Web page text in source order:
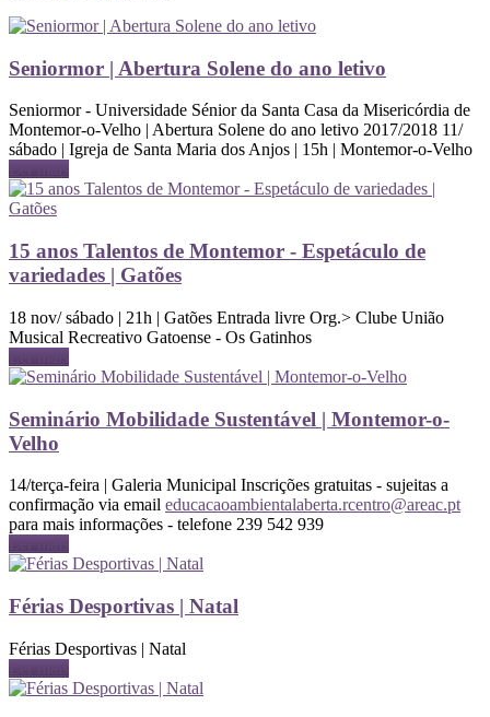
Seniormor | Abertura Solene do ano letivo
Seniormor - Universidade Sénior da Santa Casa da Misericórdia de
Montemor-o-Velho | Abertura Solene do ano letivo 2017/2018 11/
sábado | Igreja de Santa Maria dos Anjos | 15h | Montemor-o-Velho
Ler mais
15 anos Talentos de Montemor - Espetáculo de
variedades | Gatões
18 nov/ sábado | 21h | Gatões Entrada livre Org.> Clube União
Musical Recreativo Gatoense - Os Gatinhos
Ler mais
Seminário Mobilidade Sustentável | Montemor-o-
Velho
14/terça-feira | Galeria Municipal Inscrições gratuitas - sujeitas a
confirmação via email educacaoambientalaberta.rcentro@areac.pt
para mais informações - telefone 239 542 939
Ler mais
Férias Desportivas | Natal
Férias Desportivas | Natal
Ler mais